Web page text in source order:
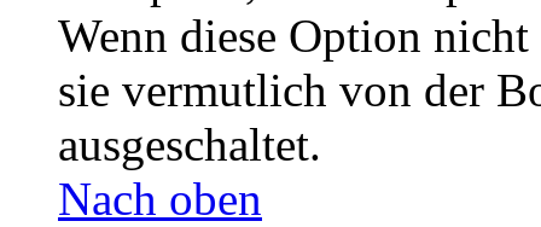
Wenn diese Option
sie vermutlich von der
ausgeschaltet.
Nach oben